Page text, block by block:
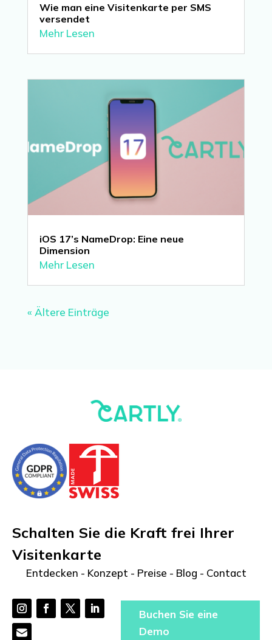
Wie man eine Visitenkarte per SMS
versendet
Mehr Lesen
iOS 17’s NameDrop: Eine neue
Dimension
Mehr Lesen
« Ältere Einträge
Schalten Sie die Kraft frei Ihrer
Visitenkarte
Entdecken - Konzept - Preise - Blog - Contact
Buchen Sie eine
Demo